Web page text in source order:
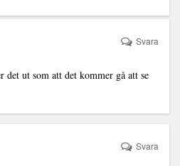
det ut som att det kommer gå att se
Svara
Svara